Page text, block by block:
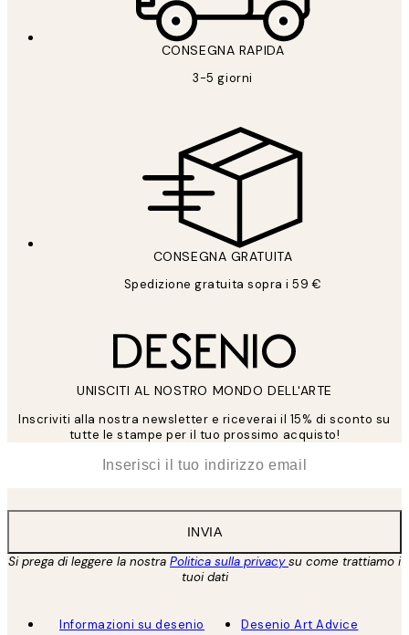
CONSEGNA RAPIDA
3-5 giorni
CONSEGNA GRATUITA
Spedizione gratuita sopra i 59 €
UNISCITI AL NOSTRO MONDO DELL'ARTE
Inscriviti alla nostra newsletter e riceverai il 15% di sconto su
tutte le stampe per il tuo prossimo acquisto!
INVIA
Si prega di leggere la nostra Politica sulla privacysu come trattiamo i
tuoi dati
Informazioni su desenio
Desenio Art Advice